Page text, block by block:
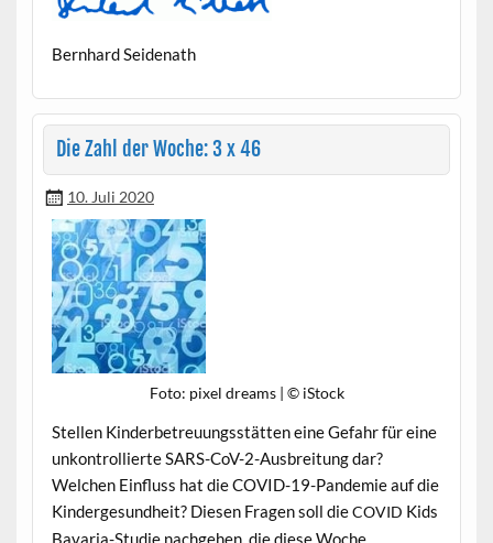
Bern­hard Seidenath
Die Zahl der Woche: 3 x 46
10. Juli 2020
Foto: pix­el dreams | © iStock
Stellen Kinder­be­treu­ungsstät­ten eine Gefahr für eine
unkon­trol­lierte SARS-CoV-2-Aus­bre­itung dar?
Welchen Ein­fluss hat die COVID-19-Pan­demie auf die
Kinderge­sund­heit? Diesen Fra­gen soll dieCOVID Kids
Bavaria-Studie nachge­hen, die diese Woche